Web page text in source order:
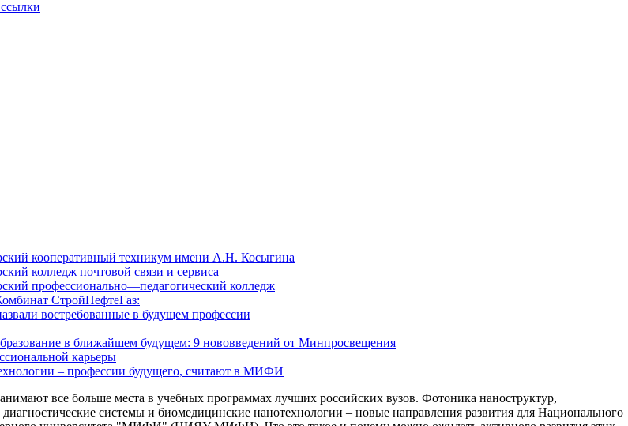
кооперативный техникум имени А.Н. Косыгина
колледж почтовой связи и сервиса
профессионально—педагогический колледж
СтройНефтеГаз:
востребованные в будущем профессии
в ближайшем будущем: 9 нововведений от Минпросвещения
карьеры
– профессии будущего, считают в МИФИ
все больше места в учебных программах лучших российских вузов. Фотоника наноструктур,
системы и биомедицинские нанотехнологии – новые направления развития для Национального